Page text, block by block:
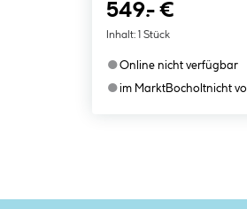
549.- €
Inhalt: 1 Stück
●Online nicht verfügbar
●im MarktBocholtnicht